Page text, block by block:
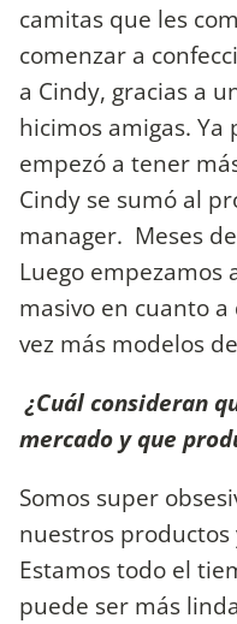
camitas que les
comenzar a
a Cindy, gracias a
hicimos amigas. Ya
empezó a tener
Cindy se sumó al
manager. Meses
Luego empezamos
masivo en cuanto
vez más modelos
¿Cuál consideran
mercado y que
Somos super
nuestros productos
Estamos todo el
puede ser más